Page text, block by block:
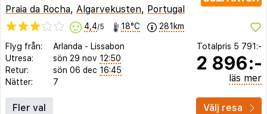
Praia da Rocha, Algarvekusten, Portugal
4,4/5 18°C 281km
Flyg från: Arlanda - Lissabon
Utresa:
sön 29 nov 12:50
Retur:
sön 06 dec 16:45
Nätter:
7
Totalpris 5 791:-
2 896:-
läs mer
Fler val Välj resa